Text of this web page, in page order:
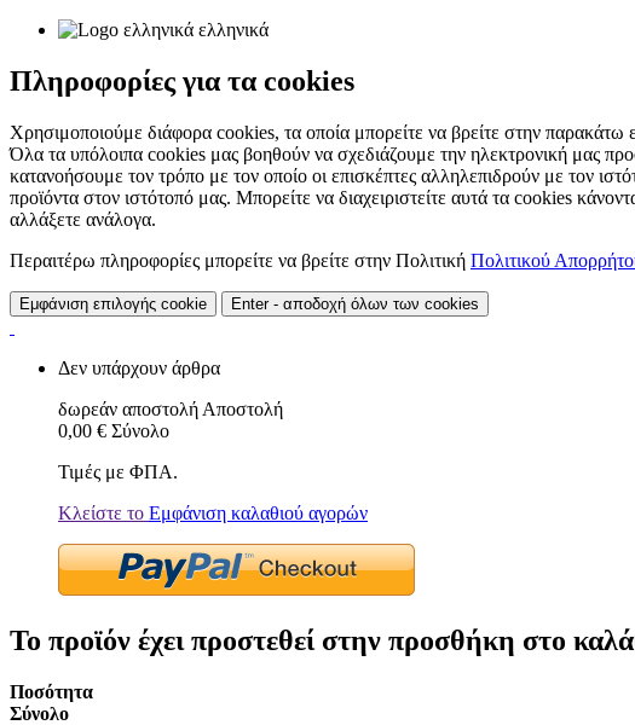
ελληνικά
Πληροφορίες για τα cookies
Χρησιμοποιούμε διάφορα cookies, τα οποία μπορείτε να βρείτε στην παρακάτω
Όλα τα υπόλοιπα cookies μας βοηθούν να σχεδιάζουμε την ηλεκτρονική μας
κατανοήσουμε τον τρόπο με τον οποίο οι επισκέπτες αλληλεπιδρούν με τον
προϊόντα στον ιστότοπό μας. Μπορείτε να διαχειριστείτε αυτά τα cookies
αλλάξετε ανάλογα.
Περαιτέρω πληροφορίες μπορείτε να βρείτε στην Πολιτική Πολιτικού
Εμφάνιση επιλογής cookie Enter - αποδοχή όλων των cookies
Δεν υπάρχουν άρθρα
δωρεάν αποστολή Αποστολή
0,00 € Σύνολο
Τιμές με ΦΠΑ.
Κλείστε το Εμφάνιση καλαθιού αγορών
Το προϊόν έχει προστεθεί στην προσθήκη στο
Ποσότητα
Σύνολο